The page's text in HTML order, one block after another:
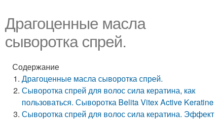
Драгоценные масла
сыворотка спрей.
Содержание
Драгоценные масла сыворотка спрей.
Сыворотка спрей для волос сила кератина, как
пользоваться. Сыворотка Belita Vitex Active Keratine
Сыворотка спрей для волос сила кератина. Эффект